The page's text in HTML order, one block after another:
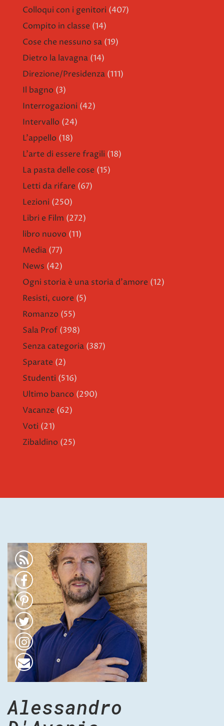
Colloqui con i genitori (407)
Compito in classe (14)
Cose che nessuno sa (19)
Dietro la lavagna (14)
Direzione/Presidenza (111)
Il bagno (3)
Interrogazioni (42)
Intervallo (24)
L'appello (18)
L'arte di essere fragili (18)
La pasta delle cose (15)
Letti da rifare (67)
Lezioni (250)
Libri e Film (272)
libro nuovo (11)
Media (77)
News (42)
Ogni storia è una storia d'amore (12)
Resisti, cuore (5)
Romanzo (55)
Sala Prof (398)
Senza categoria (387)
Sparate (2)
Studenti (516)
Ultimo banco (290)
Vacanze (62)
Voti (21)
Zibaldino (25)
Alessandro